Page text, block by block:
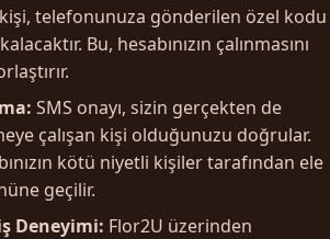
telefonunuza gönderilen özel kodu
Bu, hesabınızın çalınmasını
SMS onayı, sizin gerçekten de
çalışan kişi olduğunuzu doğrular.
kötü niyetli kişiler tarafından ele
geçilir.
Deneyimi: Flor2U üzerinden